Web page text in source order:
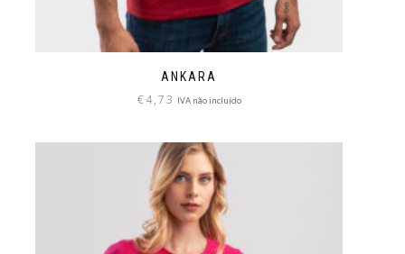
ANKARA
€4,73 IVA não incluído